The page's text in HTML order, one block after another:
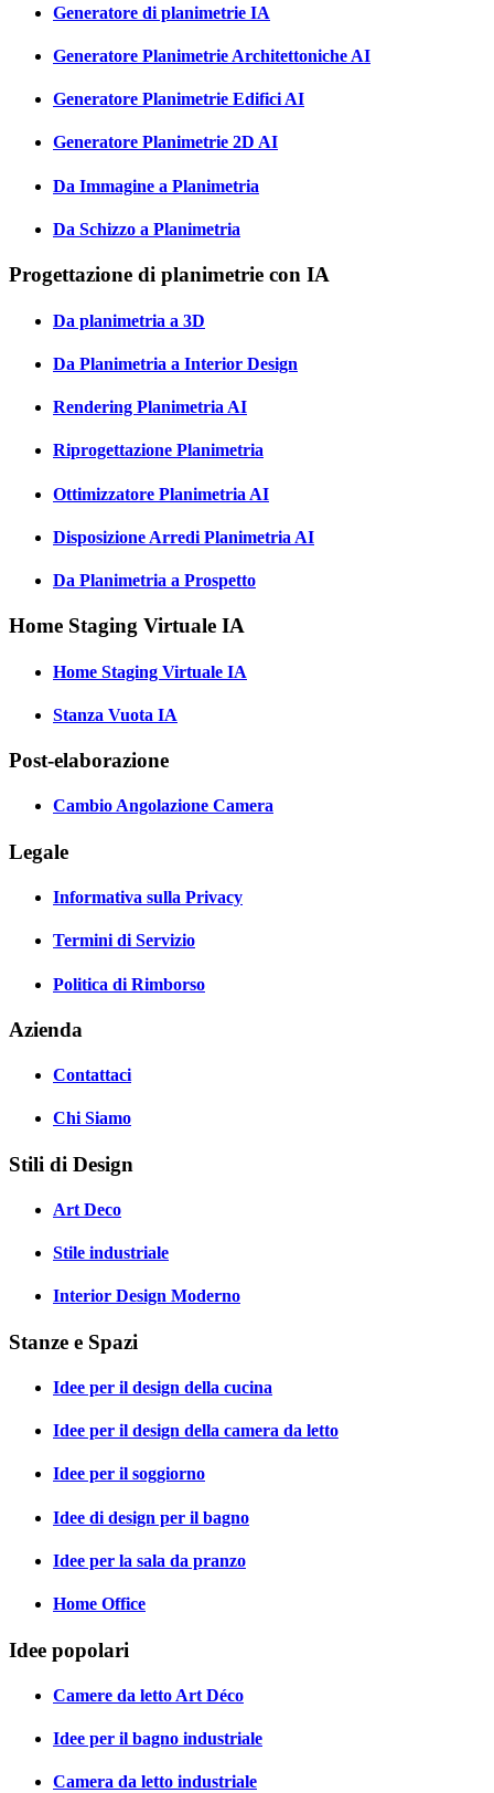
Generatore di planimetrie IA
Generatore Planimetrie Architettoniche AI
Generatore Planimetrie Edifici AI
Generatore Planimetrie 2D AI
Da Immagine a Planimetria
Da Schizzo a Planimetria
Progettazione di planimetrie con IA
Da planimetria a 3D
Da Planimetria a Interior Design
Rendering Planimetria AI
Riprogettazione Planimetria
Ottimizzatore Planimetria AI
Disposizione Arredi Planimetria AI
Da Planimetria a Prospetto
Home Staging Virtuale IA
Home Staging Virtuale IA
Stanza Vuota IA
Post-elaborazione
Cambio Angolazione Camera
Legale
Informativa sulla Privacy
Termini di Servizio
Politica di Rimborso
Azienda
Contattaci
Chi Siamo
Stili di Design
Art Deco
Stile industriale
Interior Design Moderno
Stanze e Spazi
Idee per il design della cucina
Idee per il design della camera da letto
Idee per il soggiorno
Idee di design per il bagno
Idee per la sala da pranzo
Home Office
Idee popolari
Camere da letto Art Déco
Idee per il bagno industriale
Camera da letto industriale